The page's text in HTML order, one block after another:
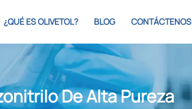
¿QUÉ ES OLIVETOL? BLOG CONTÁCTENOS
De Alta Pureza